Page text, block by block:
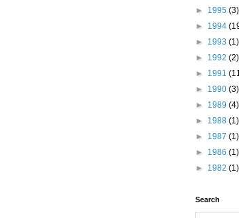
► 1995 (3)
► 1994
► 1993 (1)
► 1992 (2)
► 1991
► 1990 (3)
► 1989 (4)
► 1988 (1)
► 1987 (1)
► 1986 (1)
► 1982 (1)
Search